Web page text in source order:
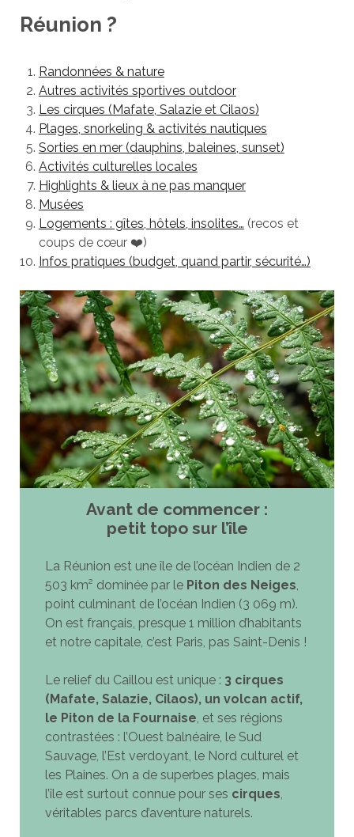
Réunion ?
Randonnées & nature
Autres activités sportives outdoor
Les cirques (Mafate, Salazie et Cilaos)
Plages, snorkeling & activités nautiques
Sorties en mer (dauphins, baleines, sunset)
Activités culturelles locales
Highlights & lieux à ne pas manquer
Musées
Logements : gîtes, hôtels, insolites… (recos et
coups de cœur ❤️)
Infos pratiques (budget, quand partir, sécurité…)
Avant de commencer :
petit topo sur l’île
La Réunion est une île de l’océan Indien de 2
503 km² dominée par le Piton des Neiges,
point culminant de l’océan Indien (3 069 m).
On est français, presque 1 million d’habitants
et notre capitale, c’est Paris, pas Saint-Denis !
Le relief du Caillou est unique : 3 cirques
(Mafate, Salazie, Cilaos), un volcan actif,
le Piton de la Fournaise, et ses régions
contrastées : l’Ouest balnéaire, le Sud
Sauvage, l’Est verdoyant, le Nord culturel et
les Plaines. On a de superbes plages, mais
l’île est surtout connue pour ses cirques,
véritables parcs d’aventure naturels.